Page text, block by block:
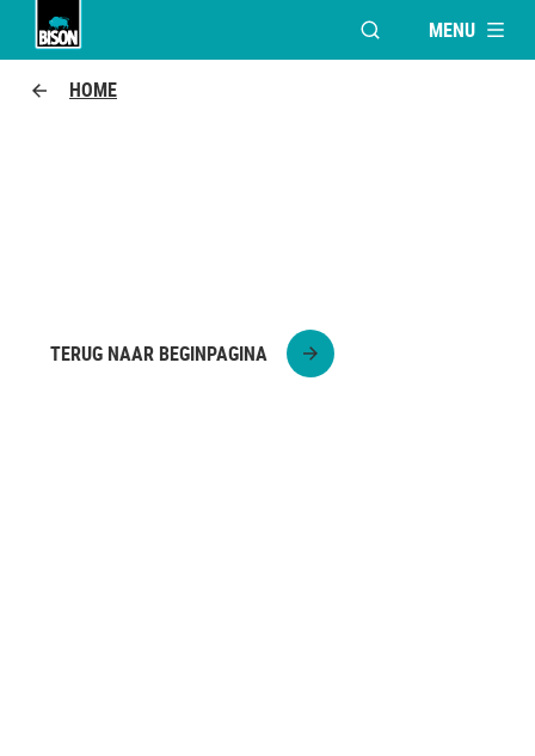
VENSTER OPENEN
MENU
HOME
TERUG NAAR BEGINPAGINA